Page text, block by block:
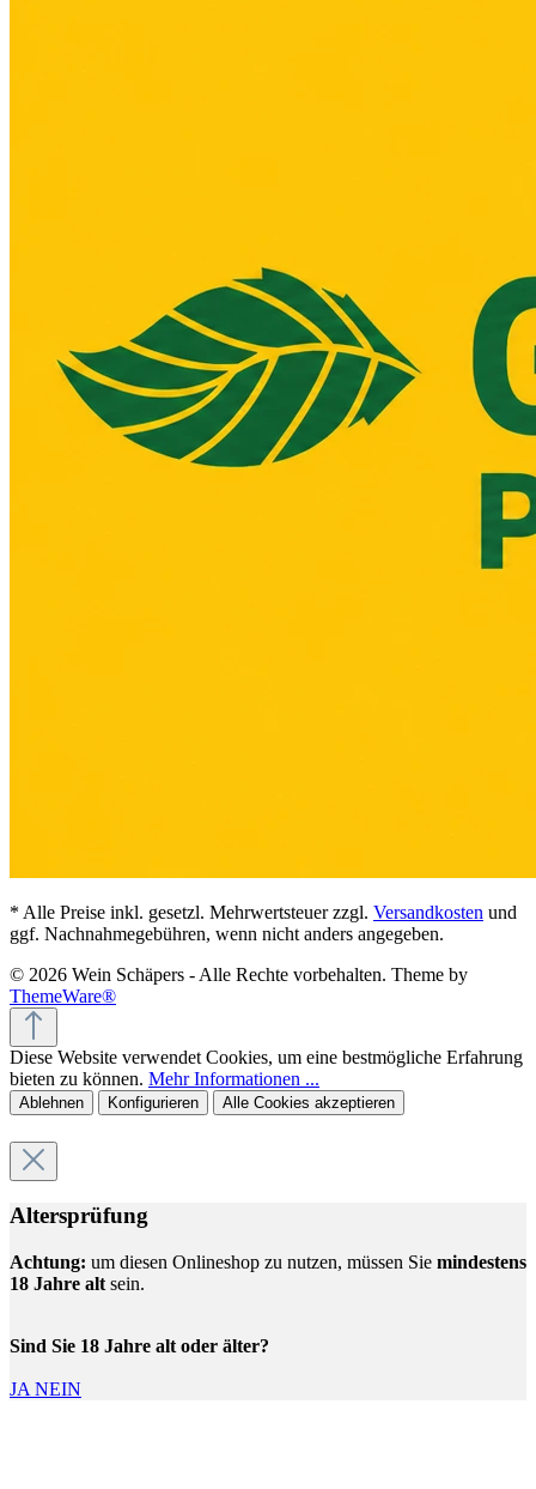
* Alle Preise inkl. gesetzl. Mehrwertsteuer zzgl. Versandkosten und
ggf. Nachnahmegebühren, wenn nicht anders angegeben.
© 2026 Wein Schäpers - Alle Rechte vorbehalten. Theme by
ThemeWare®
Diese Website verwendet Cookies, um eine bestmögliche Erfahrung
bieten zu können. Mehr Informationen ...
Ablehnen Konfigurieren Alle Cookies akzeptieren
Altersprüfung
Achtung: um diesen Onlineshop zu nutzen, müssen Sie mindestens
18 Jahre alt sein.
Sind Sie 18 Jahre alt oder älter?
JA NEIN